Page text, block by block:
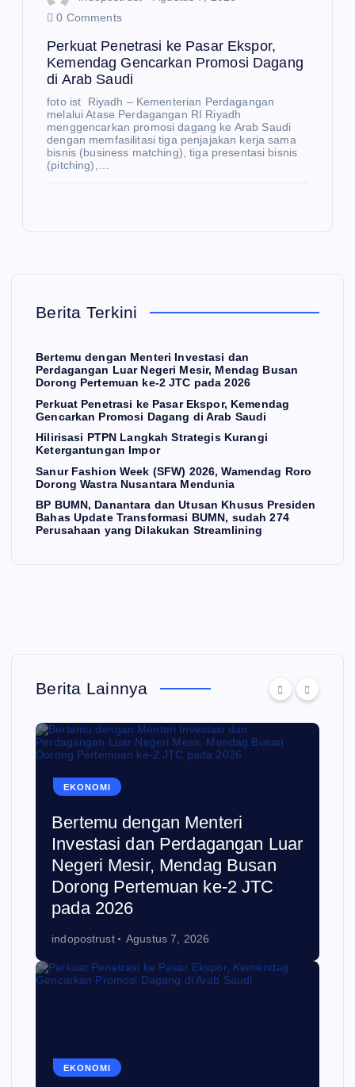
0 Comments
Perkuat Penetrasi ke Pasar Ekspor,
Kemendag Gencarkan Promosi Dagang
di Arab Saudi
foto ist Riyadh – Kementerian Perdagangan
melalui Atase Perdagangan RI Riyadh
menggencarkan promosi dagang ke Arab Saudi
dengan memfasilitasi tiga penjajakan kerja sama
bisnis (business matching), tiga presentasi bisnis
(pitching),…
Berita Terkini
Bertemu dengan Menteri Investasi dan
Perdagangan Luar Negeri Mesir, Mendag Busan
Dorong Pertemuan ke-2 JTC pada 2026
Perkuat Penetrasi ke Pasar Ekspor, Kemendag
Gencarkan Promosi Dagang di Arab Saudi
Hilirisasi PTPN Langkah Strategis Kurangi
Ketergantungan Impor
Sanur Fashion Week (SFW) 2026, Wamendag Roro
Dorong Wastra Nusantara Mendunia
BP BUMN, Danantara dan Utusan Khusus Presiden
Bahas Update Transformasi BUMN, sudah 274
Perusahaan yang Dilakukan Streamlining
Berita Lainnya
EKONOMI
Bertemu dengan Menteri
Investasi dan Perdagangan Luar
Negeri Mesir, Mendag Busan
Dorong Pertemuan ke-2 JTC
pada 2026
indopostrust Agustus 7, 2026
EKONOMI